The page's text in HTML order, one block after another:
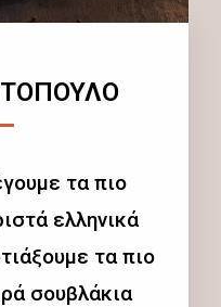
τα πιο
ελληνικά
τα πιο
σουβλάκια